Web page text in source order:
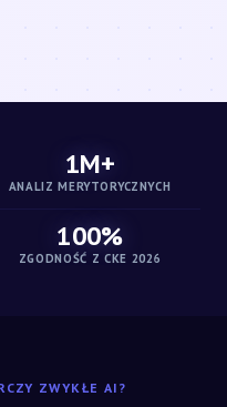
1M+
ANALIZ MERYTORYCZNYCH
100%
ZGODNOŚĆ Z CKE 2026
ZWYKŁE AI?